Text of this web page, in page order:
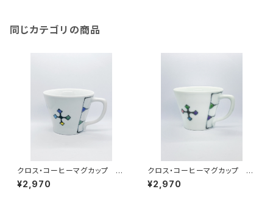
同じカテゴリの商品
クロス・コーヒーマグカップ ト
ルコブルー
¥2,970
クロス・コーヒーマグカップ ピ
ンク
¥2,970